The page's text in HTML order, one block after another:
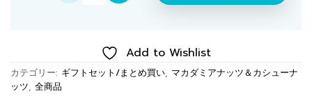
Add to Wishlist
カテゴリー: ギフトセット/まとめ買い, マカダミアナッツ＆カシューナ
ッツ, 全商品